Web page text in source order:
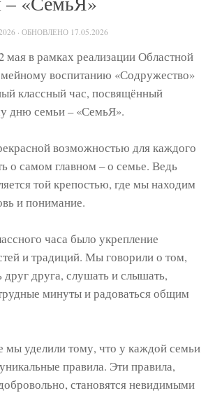
· ОБНОВЛЕНО 17.05.2026
в рамках реализации Областной
воспитанию «Содружество»
классный час, посвящённый
дню семьи – «СемьЯ».
возможностью для каждого
о самом главном – о семье. Ведь
той крепостью, где мы находим
и понимание.
часа было укрепление
и традиций. Мы говорили о том,
друг друга, слушать и слышать,
минуты и радоваться общим
мы уделили тому, что у каждой семьи
правила. Эти правила,
становятся невидимыми